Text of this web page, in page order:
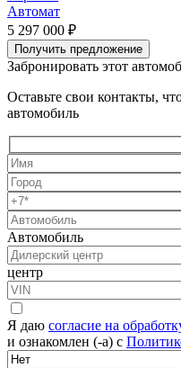
Автомат
5 297 000 ₽
Получить предложение
Забронировать этот
Оставьте свои контакты,
автомобиль
Автомобиль
центр
Я даю согласие на
и ознакомлен (-а) с